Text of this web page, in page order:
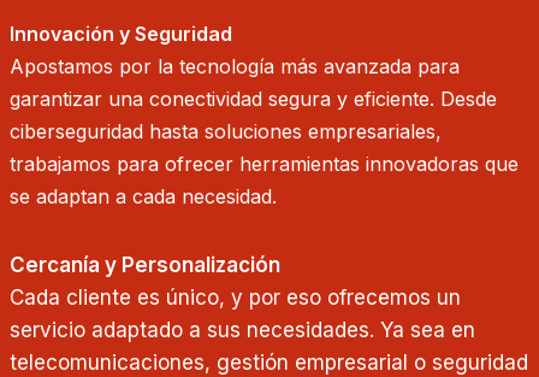
Innovación y Seguridad
Apostamos por la tecnología más avanzada para
garantizar una conectividad segura y eficiente. Desde
ciberseguridad hasta soluciones empresariales,
trabajamos para ofrecer herramientas innovadoras que
se adaptan a cada necesidad.
Cercanía y Personalización
Cada cliente es único, y por eso ofrecemos un
servicio adaptado a sus necesidades. Ya sea en
telecomunicaciones, gestión empresarial o seguridad